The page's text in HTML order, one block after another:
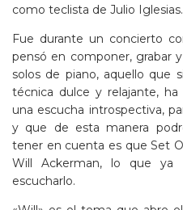
como teclista de Julio Iglesias.
Fue durante un concierto
pensó en componer, grabar
solos de piano, aquello que
técnica dulce y relajante,
una escucha introspectiva,
y que de esta manera
tener en cuenta es que Set
Will Ackerman, lo que ya
escucharlo.